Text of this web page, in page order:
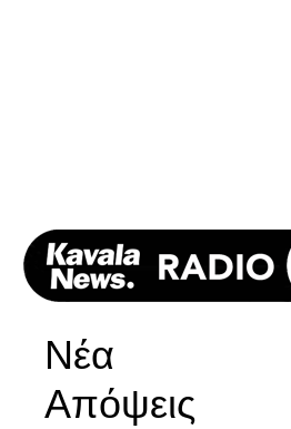
Νέα
Απόψεις